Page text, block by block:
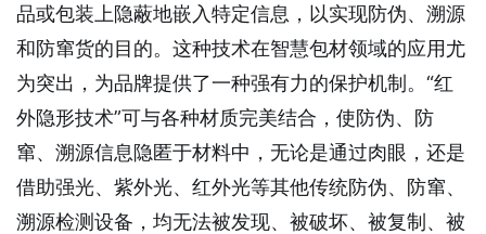
品或包装上隐蔽地嵌入特定信息，以实现防伪、溯源
和防窜货的目的。这种技术在智慧包材领域的应用尤
为突出，为品牌提供了一种强有力的保护机制。“红
外隐形技术”可与各种材质完美结合，使防伪、防
窜、溯源信息隐匿于材料中，无论是通过肉眼，还是
借助强光、紫外光、红外光等其他传统防伪、防窜、
溯源检测设备，均无法被发现、被破坏、被复制、被